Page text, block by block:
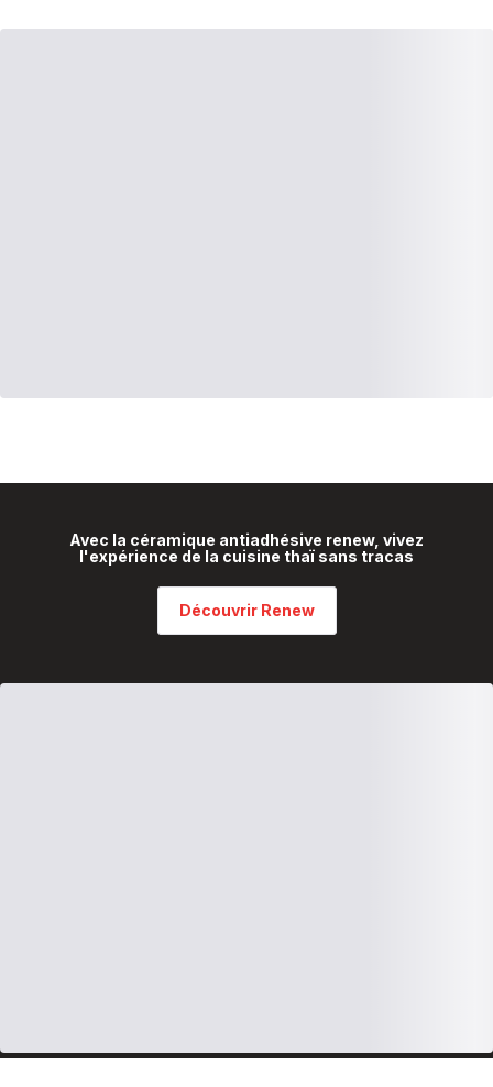
Avec la céramique antiadhésive renew, vivez
l'expérience de la cuisine thaï sans tracas
Découvrir Renew